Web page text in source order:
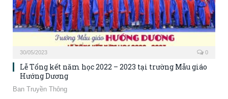
30/05/2023 0
Lễ Tổng kết năm học 2022 – 2023 tại trường Mẫu giáo
Hướng Dương
Ban Truyền Thông